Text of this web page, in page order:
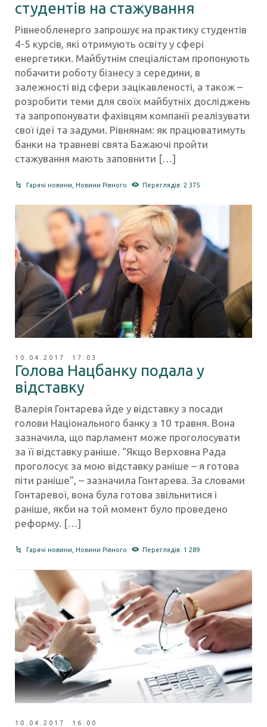
студентів на стажування
Рівнеобленерго запрошує на практику студентів
4-5 курсів, які отримують освіту у сфері
енергетики. Майбутнім спеціалістам пропонують
побачити роботу бізнесу з середини, в
залежності від сфери зацікавленості, а також –
розробити теми для своїх майбутніх досліджень
та запропонувати фахівцям компанії реалізувати
свої ідеї та задуми. Рівнянам: як працюватимуть
банки на травневі свята Бажаючі пройти
стажування мають заповнити […]
Гарячі новини ,Новини Рівного Переглядів: 2 375
10.04.2017 17:03
Голова Нацбанку подала у
відставку
Валерія Гонтарева йде у відставку з посади
голови Національного банку з 10 травня. Вона
зазначила, що парламент може проголосувати
за її відставку раніше. “Якщо Верховна Рада
проголосує за мою відставку раніше – я готова
піти раніше”, – зазначила Гонтарева. За словами
Гонтаревої, вона була готова звільнитися і
раніше, якби на той момент було проведено
реформу. […]
Гарячі новини Новини Рівного Переглядів: 1 289
10.04.2017 16:00